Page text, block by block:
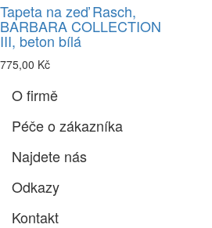
Tapeta na zeď Rasch,
BARBARA COLLECTION
III, beton bílá
775,00 Kč
O firmě
Péče o zákazníka
Najdete nás
Odkazy
Kontakt